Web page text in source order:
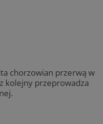
chorzowian przerwą w
kolejny przeprowadza